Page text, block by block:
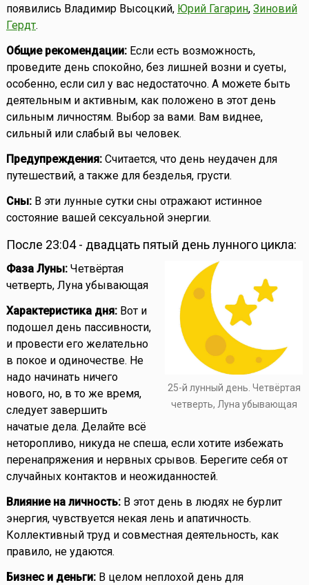
появились Владимир Высоцкий, Юрий Гагарин, Зиновий
Гердт.
Общие рекомендации:Если есть возможность,
проведите день спокойно, без лишней возни и суеты,
особенно, если сил у вас недостаточно. А можете быть
деятельным и активным, как положено в этот день
сильным личностям. Выбор за вами. Вам виднее,
сильный или слабый вы человек.
Предупреждения:Считается, что день неудачен для
путешествий, а также для безделья, грусти.
Сны:В эти лунные сутки сны отражают истинное
состояние вашей сексуальной энергии.
После 23:04 - двадцать пятый день лунного цикла:
25-й лунный день. Четвёртая
четверть, Луна убывающая
Фаза Луны:Четвёртая
четверть, Луна убывающая
Характеристика дня:Вот и
подошел день пассивности,
и провести его желательно
в покое и одиночестве. Не
надо начинать ничего
нового, но, в то же время,
следует завершить
начатые дела. Делайте всё
неторопливо, никуда не спеша, если хотите избежать
перенапряжения и нервных срывов. Берегите себя от
случайных контактов и неожиданностей.
Влияние на личность:В этот день в людях не бурлит
энергия, чувствуется некая лень и апатичность.
Коллективный труд и совместная деятельность, как
правило, не удаются.
Бизнес и деньги:В целом неплохой день для